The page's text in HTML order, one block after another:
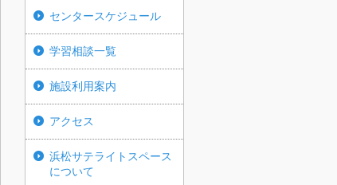
センタースケジュール
学習相談一覧
施設利用案内
アクセス
浜松サテライトスペース
について